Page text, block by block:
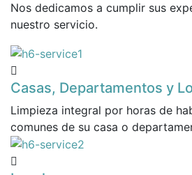
Nos dedicamos a cumplir sus
nuestro servicio.
Casas, Departamentos y
Limpieza integral por horas de
comunes de su casa o